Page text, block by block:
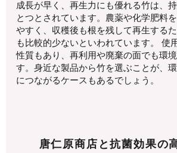
成長が早く、再生力にも優れる竹は、
とつとされています。農薬や化学肥料
やすく、収穫後も根を残して再生する
も比較的少ないといわれています。 使
性質もあり、再利用や廃棄の面でも環
す。身近な製品から竹を選ぶことが、
につながるケースもあるでしょう。
唐仁原商店と抗菌効果の